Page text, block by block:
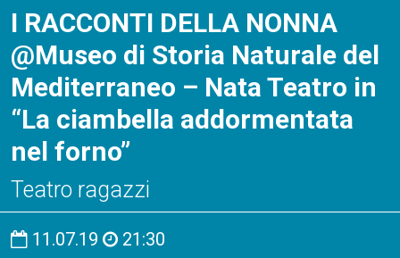
I RACCONTI DELLA NONNA
@Museo di Storia Naturale del
Mediterraneo – Nata Teatro in
“La ciambella addormentata
nel forno”
Teatro ragazzi
11.07.19 21:30